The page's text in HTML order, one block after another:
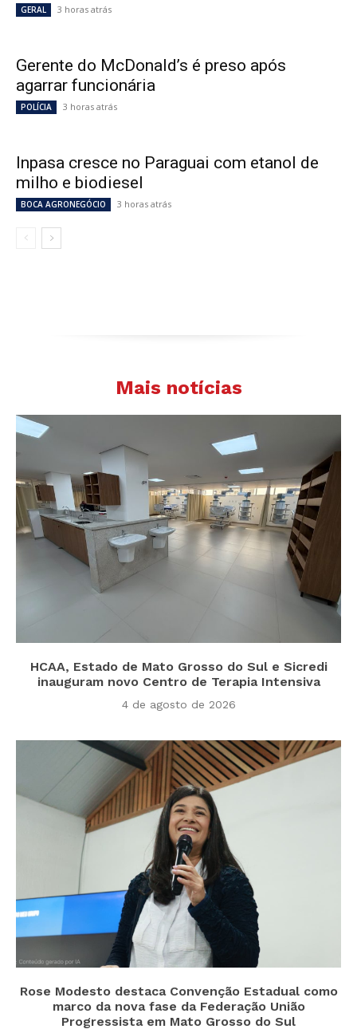
GERAL 3 horas atrás
Gerente do McDonald’s é preso após
agarrar funcionária
POLÍCIA 3 horas atrás
Inpasa cresce no Paraguai com etanol de
milho e biodiesel
BOCA AGRONEGÓCIO 3 horas atrás
Mais notícias
HCAA, Estado de Mato Grosso do Sul e Sicredi
inauguram novo Centro de Terapia Intensiva
4 de agosto de 2026
Rose Modesto destaca Convenção Estadual como
marco da nova fase da Federação União
Progressista em Mato Grosso do Sul